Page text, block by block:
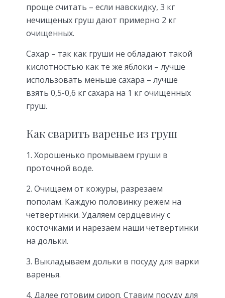
проще считать – если навскидку, 3 кг
нечищеных груш дают примерно 2 кг
очищенных.
Сахар – так как груши не обладают такой
кислотностью как те же яблоки – лучше
использовать меньше сахара – лучше
взять 0,5-0,6 кг сахара на 1 кг очищенных
груш.
Как сварить варенье из груш
1. Хорошенько промываем груши в
проточной воде.
2. Очищаем от кожуры, разрезаем
пополам. Каждую половинку режем на
четвертинки. Удаляем сердцевину с
косточками и нарезаем наши четвертинки
на дольки.
3. Выкладываем дольки в посуду для варки
варенья.
4. Далее готовим сироп. Ставим посуду для